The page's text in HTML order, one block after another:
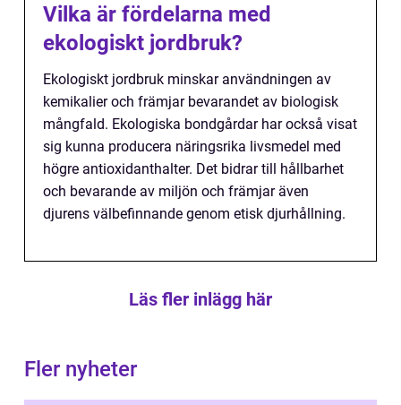
Vilka är fördelarna med
ekologiskt jordbruk?
Ekologiskt jordbruk minskar användningen av
kemikalier och främjar bevarandet av biologisk
mångfald. Ekologiska bondgårdar har också visat
sig kunna producera näringsrika livsmedel med
högre antioxidanthalter. Det bidrar till hållbarhet
och bevarande av miljön och främjar även
djurens välbefinnande genom etisk djurhållning.
Läs fler inlägg här
Fler nyheter